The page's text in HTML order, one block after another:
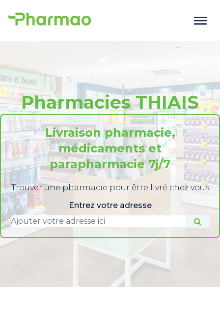
Pharmacies THIAIS
Livraison pharmacie,
médicaments et
parapharmacie 7j/7
Trouver une pharmacie pour être livré chez vous
Entrez votre adresse